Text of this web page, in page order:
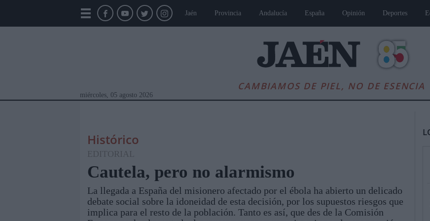
Jaén Provincia Andalucía España Opinión Deportes
CAMBIAMOS DE PIEL, NO DE ESENCIA
miércoles, 05 agosto 2026
Módulos Portada Jaén Provincia Linares Andalucía Internacional Opinión Cultura Deportes
Histórico
EDITORIAL
Cautela, pero no alarmismo
La llegada a España del misionero afectado por el ébola ha abierto un delicado
debate social sobre la idoneidad de esta decisión, por los supuestos riesgos que
implica para el resto de la población. Tanto es así, que des de la Comisión